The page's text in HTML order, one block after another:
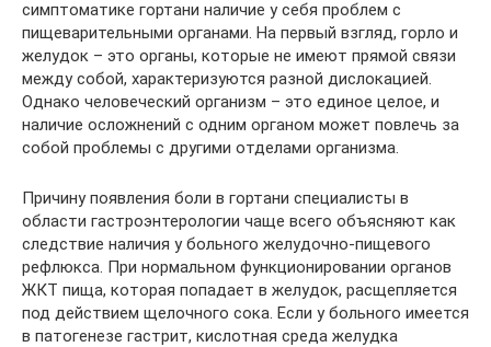
симптоматике гортани наличие у себя проблем с
пищеварительными органами. На первый взгляд, горло и
желудок – это органы, которые не имеют прямой связи
между собой, характеризуются разной дислокацией.
Однако человеческий организм – это единое целое, и
наличие осложнений с одним органом может повлечь за
собой проблемы с другими отделами организма.
Причину появления боли в гортани специалисты в
области гастроэнтерологии чаще всего объясняют как
следствие наличия у больного желудочно-пищевого
рефлюкса. При нормальном функционировании органов
ЖКТ пища, которая попадает в желудок, расщепляется
под действием щелочного сока. Если у больного имеется
в патогенезе гастрит, кислотная среда желудка